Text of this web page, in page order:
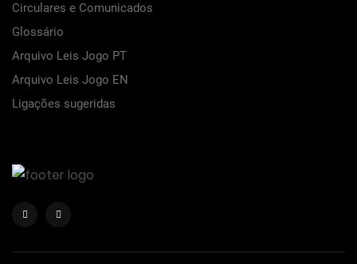
Circulares e Comunicados
Glossário
Arquivo Leis Jogo PT
Arquivo Leis Jogo EN
Ligações sugeridas